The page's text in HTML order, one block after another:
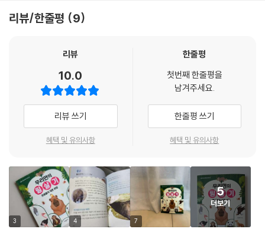
윗부분에 달려 있어서, 몸 전체를 물속에 쏙 감추고도 밖에서 무슨 일이 일
어나는지 다 지켜볼 수 있답니다. 물 위에 떠 있는 통나무처럼 위장하고 있
다가, 물을 마시러 온 동물이 있으면 용수철처럼 튀어 올라 낚아채지요. 악
어는 인내심의 왕이기도 해요. 먹이를 구하기 힘들 때는 몇 달 동안이나 아
무것도 먹지 않고 가만히 쉬면서 에너지를 아끼지요.
---「악어: 인내심의 왕」 중에서
목숨을 지키기 위해 최선을 다한다는 점을 깨닫고 생명을 존중하고 아끼는
른 사람의 입장을 헤아리는 공감 능력이 향상되기도 하지요. 또 다양한 동
소재의 갑옷이나 성능 좋은 투시경도 이런 관찰을 통해 탄생했지요. 마지
막으로, 작고 귀여운 우리 아이들에게도 각자의 필살기가 있을 거예요. 동
물 박사, 수학 박사도 있을 테고, 튼튼한 위장이나 다리를 가진 친구도 있을
테고, 애교를 필살기로 가진 친구도 있을 거예요. 각자의 필살기를 발견해
더욱 자신감 있는 친구로 자라나길 바랍니다.
리뷰/한줄평 9
리뷰
10.0
리뷰 쓰기
혜택 및 유의사항
한줄평
첫번째 한줄평을
남겨주세요.
한줄평 쓰기
혜택 및 유의사항
3 4 7
5
더보기